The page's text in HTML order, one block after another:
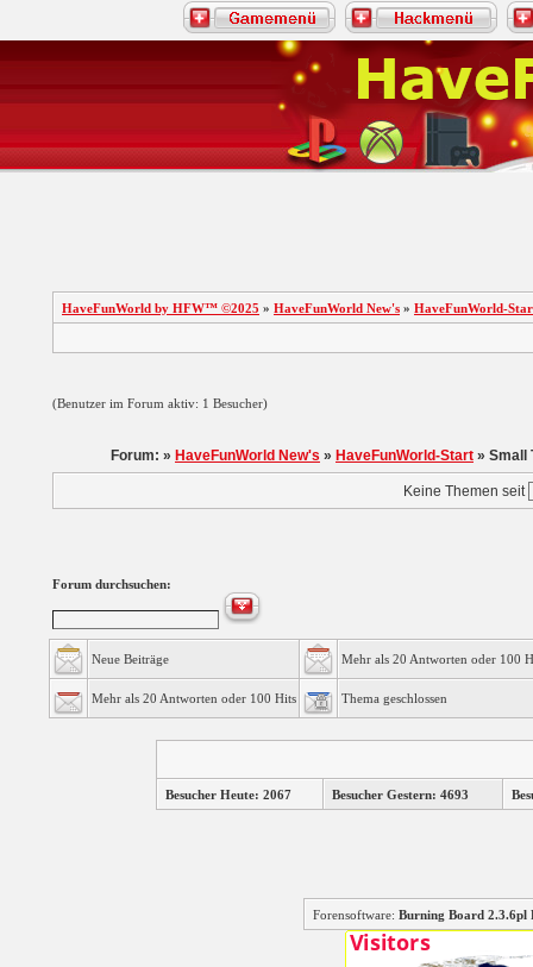
HaveFunWorld by HFW™ ©2025 » HaveFunWorld New's » HaveFunWorld-
(Benutzer im Forum aktiv: 1 Besucher)
Forum: » HaveFunWorld New's » HaveFunWorld-Start » Small
Keine Themen seit
Forum durchsuchen:
Neue Beiträge Mehr als 20 Antworten oder 100
Mehr als 20 Antworten oder 100 Hits Thema geschlossen
Besucher Heute: 2067 Besucher Gestern: 4693
Forensoftware: Burning Board